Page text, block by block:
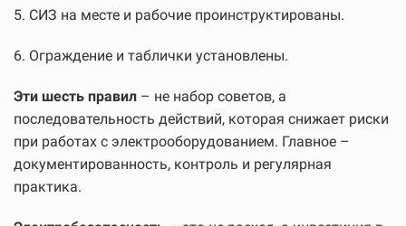
5. СИЗ на месте и рабочие проинструктированы.
6. Ограждение и таблички установлены.
Эти шесть правил – не набор советов, а
последовательность действий, которая снижает риски
при работах с электрооборудованием. Главное –
документированность, контроль и регулярная
практика.